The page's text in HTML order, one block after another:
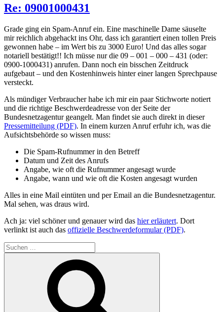
Re: 09001000431
Grade ging ein Spam-Anruf ein. Eine maschinelle Dame säuselte
mir reichlich abgehackt ins Ohr, dass ich garantiert einen tollen Preis
gewonnen habe – im Wert bis zu 3000 Euro! Und das alles sogar
notariell bestätigt!! Ich müsse nur die 09 – 001 – 000 – 431 (oder:
0900-1000431) anrufen. Dann noch ein bisschen Zeitdruck
aufgebaut – und den Kostenhinweis hinter einer langen Sprechpause
versteckt.
Als mündiger Verbraucher habe ich mir ein paar Stichworte notiert
und die richtige Beschwerdeadresse von der Seite der
Bundesnetzagentur geangelt. Man findet sie auch direkt in dieser
Pressemitteilung (PDF). In einem kurzen Anruf erfuhr ich, was die
Aufsichtsbehörde so wissen muss:
Die Spam-Rufnummer in den Betreff
Datum und Zeit des Anrufs
Angabe, wie oft die Rufnummer angesagt wurde
Angabe, wann und wie oft die Kosten angesagt wurden
Alles in eine Mail eintüten und per Email an die Bundesnetzagentur.
Mal sehen, was draus wird.
Ach ja: viel schöner und genauer wird das hier erläutert. Dort
verlinkt ist auch das offizielle Beschwerdeformular (PDF).
Suchen
nach: